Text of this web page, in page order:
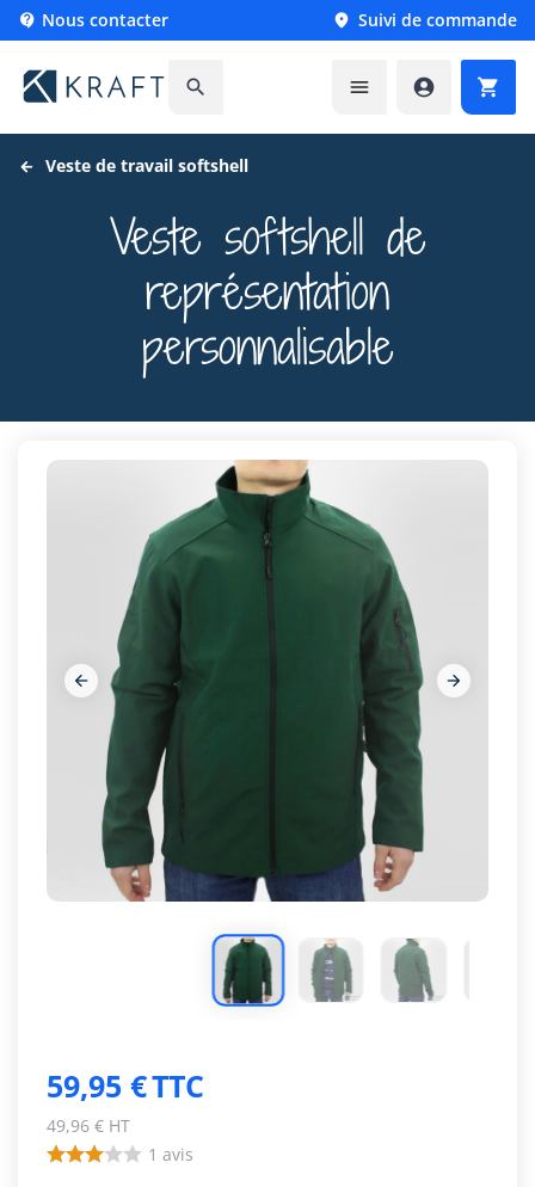
 Nous contacter  Suivi de commande
   
Veste de travail softshell
Veste softshell de
représentation
personnalisable
 
 
 
 
 
59,95 €TTC
49,96 € HT
1 avis